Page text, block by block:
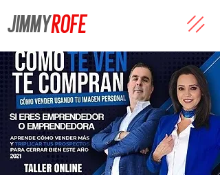
JIMMYROFE